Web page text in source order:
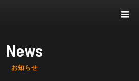
News
お知らせ